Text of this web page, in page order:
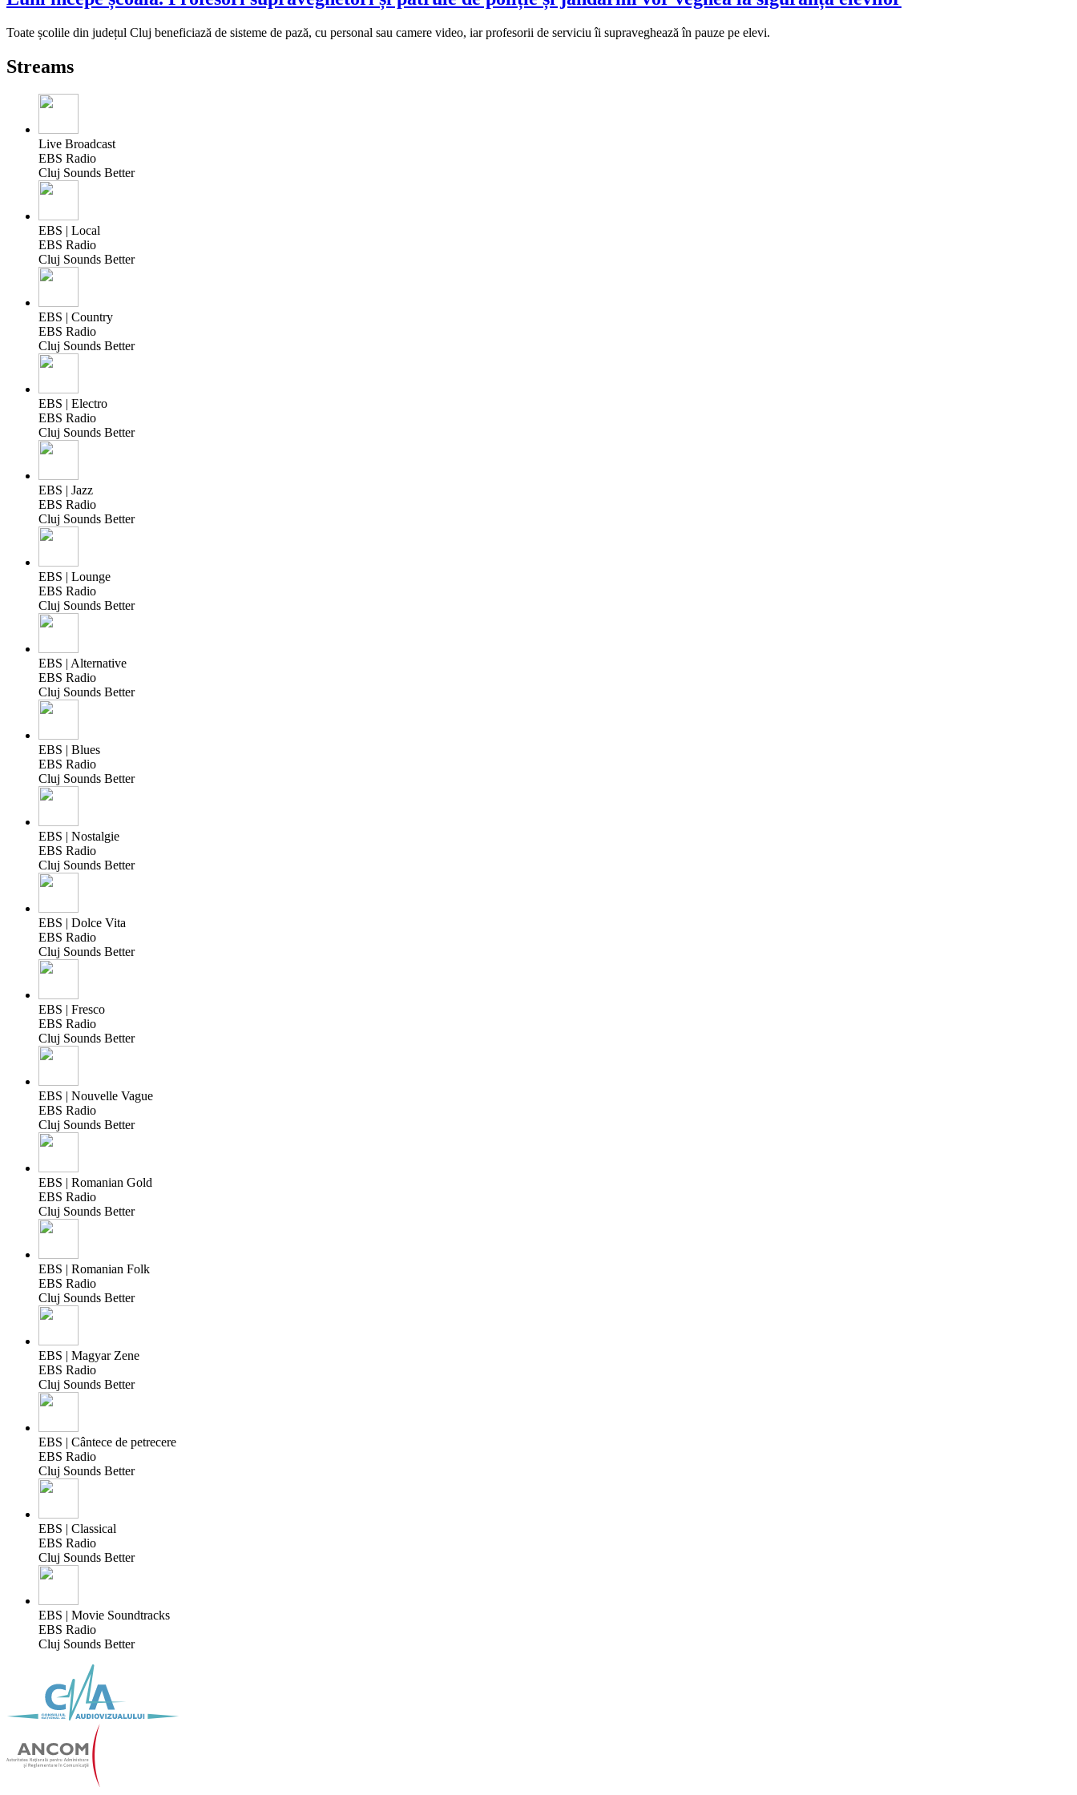
Toate școlile din județul Cluj beneficiază de sisteme de pază, cu personal sau camere video, iar profesorii de serviciu îi supraveghează în pauze pe elevi.
Streams
Live Broadcast
EBS Radio
Cluj Sounds Better
EBS | Local
EBS Radio
Cluj Sounds Better
EBS | Country
EBS Radio
Cluj Sounds Better
EBS | Electro
EBS Radio
Cluj Sounds Better
EBS | Jazz
EBS Radio
Cluj Sounds Better
EBS | Lounge
EBS Radio
Cluj Sounds Better
EBS | Alternative
EBS Radio
Cluj Sounds Better
EBS | Blues
EBS Radio
Cluj Sounds Better
EBS | Nostalgie
EBS Radio
Cluj Sounds Better
EBS | Dolce Vita
EBS Radio
Cluj Sounds Better
EBS | Fresco
EBS Radio
Cluj Sounds Better
EBS | Nouvelle Vague
EBS Radio
Cluj Sounds Better
EBS | Romanian Gold
EBS Radio
Cluj Sounds Better
EBS | Romanian Folk
EBS Radio
Cluj Sounds Better
EBS | Magyar Zene
EBS Radio
Cluj Sounds Better
EBS | Cântece de petrecere
EBS Radio
Cluj Sounds Better
EBS | Classical
EBS Radio
Cluj Sounds Better
EBS | Movie Soundtracks
EBS Radio
Cluj Sounds Better